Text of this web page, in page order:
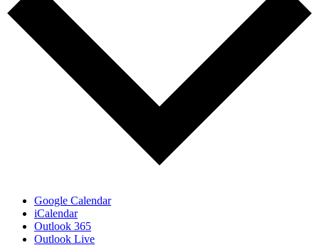
Google Calendar
iCalendar
Outlook 365
Outlook Live